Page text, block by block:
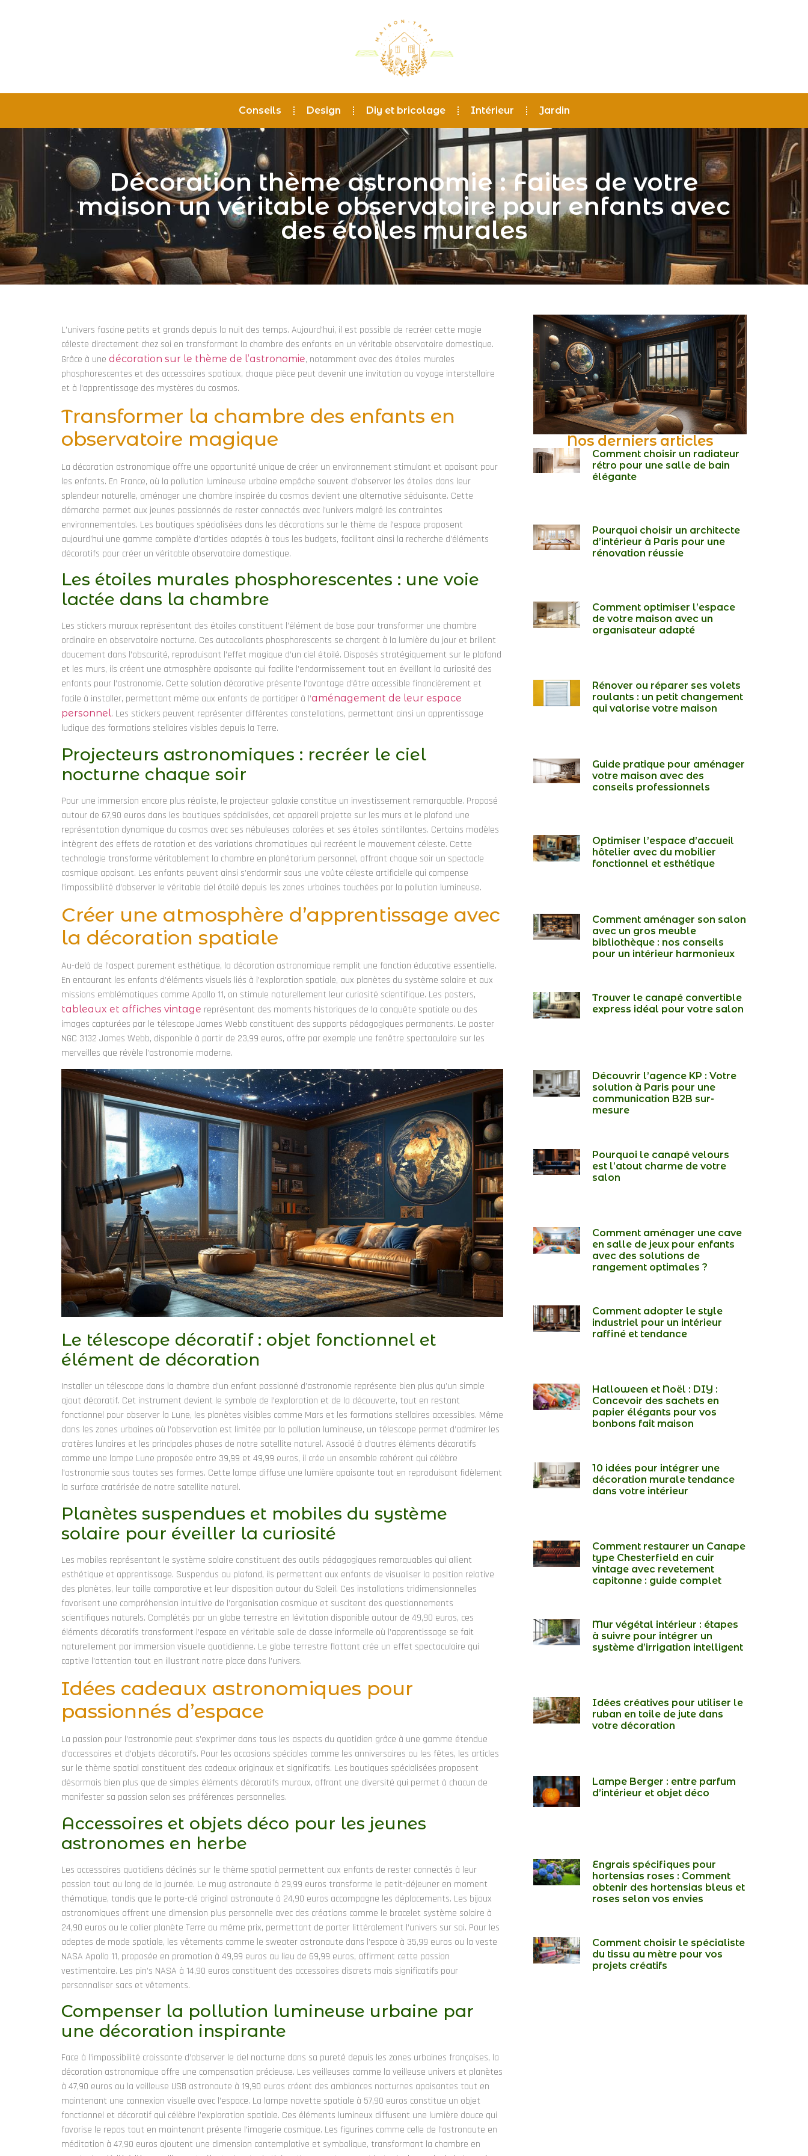
Conseils Design Diy et bricolage Intérieur Jardin
Décoration thème astronomie : Faites de votre
maison un véritable observatoire pour enfants avec
des étoiles murales
Nos derniers articles
Comment choisir un radiateur
rétro pour une salle de bain
élégante
Pourquoi choisir un architecte
d’intérieur à Paris pour une
rénovation réussie
Comment optimiser l’espace
de votre maison avec un
organisateur adapté
Rénover ou réparer ses volets
roulants : un petit changement
qui valorise votre maison
Guide pratique pour aménager
votre maison avec des
conseils professionnels
Optimiser l’espace d’accueil
hôtelier avec du mobilier
fonctionnel et esthétique
Comment aménager son salon
avec un gros meuble
bibliothèque : nos conseils
pour un intérieur harmonieux
Trouver le canapé convertible
express idéal pour votre salon
Découvrir l’agence KP : Votre
solution à Paris pour une
communication B2B sur-
mesure
Pourquoi le canapé velours
est l’atout charme de votre
salon
Comment aménager une cave
en salle de jeux pour enfants
avec des solutions de
rangement optimales ?
Comment adopter le style
industriel pour un intérieur
raffiné et tendance
Halloween et Noël : DIY :
Concevoir des sachets en
papier élégants pour vos
bonbons fait maison
10 idées pour intégrer une
décoration murale tendance
dans votre intérieur
Comment restaurer un Canape
type Chesterfield en cuir
vintage avec revetement
capitonne : guide complet
Mur végétal intérieur : étapes
à suivre pour intégrer un
système d’irrigation intelligent
Idées créatives pour utiliser le
ruban en toile de jute dans
votre décoration
Lampe Berger : entre parfum
d’intérieur et objet déco
Engrais spécifiques pour
hortensias roses : Comment
obtenir des hortensias bleus et
roses selon vos envies
Comment choisir le spécialiste
du tissu au mètre pour vos
projets créatifs
L’univers fascine petits et grands depuis la nuit des temps. Aujourd’hui, il est possible de recréer cette magie
céleste directement chez soi en transformant la chambre des enfants en un véritable observatoire domestique.
Grâce à unedécoration sur le thème de l’astronomie, notamment avec des étoiles murales
phosphorescentes et des accessoires spatiaux, chaque pièce peut devenir une invitation au voyage interstellaire
et à l’apprentissage des mystères du cosmos.
Transformer la chambre des enfants en
observatoire magique
La décoration astronomique offre une opportunité unique de créer un environnement stimulant et apaisant pour
les enfants. En France, où la pollution lumineuse urbaine empêche souvent d’observer les étoiles dans leur
splendeur naturelle, aménager une chambre inspirée du cosmos devient une alternative séduisante. Cette
démarche permet aux jeunes passionnés de rester connectés avec l’univers malgré les contraintes
environnementales. Les boutiques spécialisées dans les décorations sur le thème de l’espace proposent
aujourd’hui une gamme complète d’articles adaptés à tous les budgets, facilitant ainsi la recherche d’éléments
décoratifs pour créer un véritable observatoire domestique.
Les étoiles murales phosphorescentes : une voie
lactée dans la chambre
Les stickers muraux représentant des étoiles constituent l’élément de base pour transformer une chambre
ordinaire en observatoire nocturne. Ces autocollants phosphorescents se chargent à la lumière du jour et brillent
doucement dans l’obscurité, reproduisant l’effet magique d’un ciel étoilé. Disposés stratégiquement sur le plafond
et les murs, ils créent une atmosphère apaisante qui facilite l’endormissement tout en éveillant la curiosité des
enfants pour l’astronomie. Cette solution décorative présente l’avantage d’être accessible financièrement et
facile à installer, permettant même aux enfants de participer à l’aménagement de leur espace
personnel. Les stickers peuvent représenter différentes constellations, permettant ainsi un apprentissage
ludique des formations stellaires visibles depuis la Terre.
Projecteurs astronomiques : recréer le ciel
nocturne chaque soir
Pour une immersion encore plus réaliste, le projecteur galaxie constitue un investissement remarquable. Proposé
autour de 67,90 euros dans les boutiques spécialisées, cet appareil projette sur les murs et le plafond une
représentation dynamique du cosmos avec ses nébuleuses colorées et ses étoiles scintillantes. Certains modèles
intègrent des effets de rotation et des variations chromatiques qui recréent le mouvement céleste. Cette
technologie transforme véritablement la chambre en planétarium personnel, offrant chaque soir un spectacle
cosmique apaisant. Les enfants peuvent ainsi s’endormir sous une voûte céleste artificielle qui compense
l’impossibilité d’observer le véritable ciel étoilé depuis les zones urbaines touchées par la pollution lumineuse.
Créer une atmosphère d’apprentissage avec
la décoration spatiale
Au-delà de l’aspect purement esthétique, la décoration astronomique remplit une fonction éducative essentielle.
En entourant les enfants d’éléments visuels liés à l’exploration spatiale, aux planètes du système solaire et aux
missions emblématiques comme Apollo 11, on stimule naturellement leur curiosité scientifique. Les posters,
tableaux et affiches vintage représentant des moments historiques de la conquête spatiale ou des
images capturées par le télescope James Webb constituent des supports pédagogiques permanents. Le poster
NGC 3132 James Webb, disponible à partir de 23,99 euros, offre par exemple une fenêtre spectaculaire sur les
merveilles que révèle l’astronomie moderne.
Le télescope décoratif : objet fonctionnel et
élément de décoration
Installer un télescope dans la chambre d’un enfant passionné d’astronomie représente bien plus qu’un simple
ajout décoratif. Cet instrument devient le symbole de l’exploration et de la découverte, tout en restant
fonctionnel pour observer la Lune, les planètes visibles comme Mars et les formations stellaires accessibles. Même
dans les zones urbaines où l’observation est limitée par la pollution lumineuse, un télescope permet d’admirer les
cratères lunaires et les principales phases de notre satellite naturel. Associé à d’autres éléments décoratifs
comme une lampe Lune proposée entre 39,99 et 49,99 euros, il crée un ensemble cohérent qui célèbre
l’astronomie sous toutes ses formes. Cette lampe diffuse une lumière apaisante tout en reproduisant fidèlement
la surface cratérisée de notre satellite naturel.
Planètes suspendues et mobiles du système
solaire pour éveiller la curiosité
Les mobiles représentant le système solaire constituent des outils pédagogiques remarquables qui allient
esthétique et apprentissage. Suspendus au plafond, ils permettent aux enfants de visualiser la position relative
des planètes, leur taille comparative et leur disposition autour du Soleil. Ces installations tridimensionnelles
favorisent une compréhension intuitive de l’organisation cosmique et suscitent des questionnements
scientifiques naturels. Complétés par un globe terrestre en lévitation disponible autour de 49,90 euros, ces
éléments décoratifs transforment l’espace en véritable salle de classe informelle où l’apprentissage se fait
naturellement par immersion visuelle quotidienne. Le globe terrestre flottant crée un effet spectaculaire qui
captive l’attention tout en illustrant notre place dans l’univers.
Idées cadeaux astronomiques pour
passionnés d’espace
La passion pour l’astronomie peut s’exprimer dans tous les aspects du quotidien grâce à une gamme étendue
d’accessoires et d’objets décoratifs. Pour les occasions spéciales comme les anniversaires ou les fêtes, les articles
sur le thème spatial constituent des cadeaux originaux et significatifs. Les boutiques spécialisées proposent
désormais bien plus que de simples éléments décoratifs muraux, offrant une diversité qui permet à chacun de
manifester sa passion selon ses préférences personnelles.
Accessoires et objets déco pour les jeunes
astronomes en herbe
Les accessoires quotidiens déclinés sur le thème spatial permettent aux enfants de rester connectés à leur
passion tout au long de la journée. Le mug astronaute à 29,99 euros transforme le petit-déjeuner en moment
thématique, tandis que le porte-clé original astronaute à 24,90 euros accompagne les déplacements. Les bijoux
astronomiques offrent une dimension plus personnelle avec des créations comme le bracelet système solaire à
24,90 euros ou le collier planète Terre au même prix, permettant de porter littéralement l’univers sur soi. Pour les
adeptes de mode spatiale, les vêtements comme le sweater astronaute dans l’espace à 35,99 euros ou la veste
NASA Apollo 11, proposée en promotion à 49,99 euros au lieu de 69,99 euros, affirment cette passion
vestimentaire. Les pin’s NASA à 14,90 euros constituent des accessoires discrets mais significatifs pour
personnaliser sacs et vêtements.
Compenser la pollution lumineuse urbaine par
une décoration inspirante
Face à l’impossibilité croissante d’observer le ciel nocturne dans sa pureté depuis les zones urbaines françaises, la
décoration astronomique offre une compensation précieuse. Les veilleuses comme la veilleuse univers et planètes
à 47,90 euros ou la veilleuse USB astronaute à 19,90 euros créent des ambiances nocturnes apaisantes tout en
maintenant une connexion visuelle avec l’espace. La lampe navette spatiale à 57,90 euros constitue un objet
fonctionnel et décoratif qui célèbre l’exploration spatiale. Ces éléments lumineux diffusent une lumière douce qui
favorise le repos tout en maintenant présente l’imagerie cosmique. Les figurines comme celle de l’astronaute en
méditation à 47,90 euros ajoutent une dimension contemplative et symbolique, transformant la chambre en